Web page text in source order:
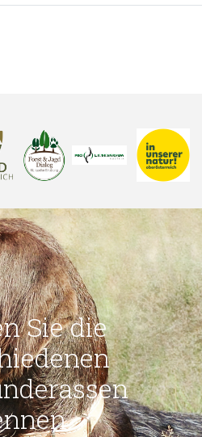
Sie die